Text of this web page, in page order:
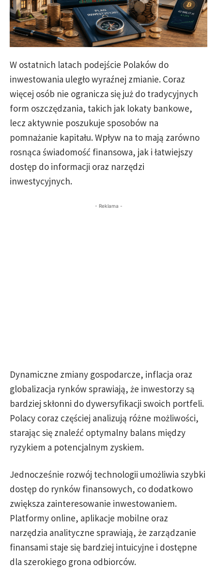
W ostatnich latach podejście Polaków do
inwestowania uległo wyraźnej zmianie. Coraz
więcej osób nie ogranicza się już do tradycyjnych
form oszczędzania, takich jak lokaty bankowe,
lecz aktywnie poszukuje sposobów na
pomnażanie kapitału. Wpływ na to mają zarówno
rosnąca świadomość finansowa, jak i łatwiejszy
dostęp do informacji oraz narzędzi
inwestycyjnych.
- Reklama -
Dynamiczne zmiany gospodarcze, inflacja oraz
globalizacja rynków sprawiają, że inwestorzy są
bardziej skłonni do dywersyfikacji swoich portfeli.
Polacy coraz częściej analizują różne możliwości,
starając się znaleźć optymalny balans między
ryzykiem a potencjalnym zyskiem.
Jednocześnie rozwój technologii umożliwia szybki
dostęp do rynków finansowych, co dodatkowo
zwiększa zainteresowanie inwestowaniem.
Platformy online, aplikacje mobilne oraz
narzędzia analityczne sprawiają, że zarządzanie
finansami staje się bardziej intuicyjne i dostępne
dla szerokiego grona odbiorców.